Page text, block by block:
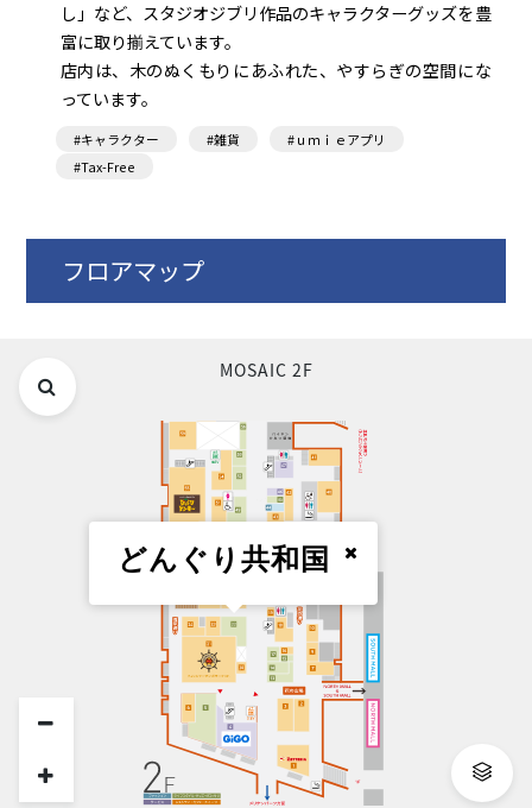
し」など、スタジオジブリ作品のキャラクターグッズを豊
富に取り揃えています。
店内は、木のぬくもりにあふれた、やすらぎの空間にな
っています。
#キャラクター #雑貨
#ｕｍｉｅアプリ
#Tax-Free
フロアマップ